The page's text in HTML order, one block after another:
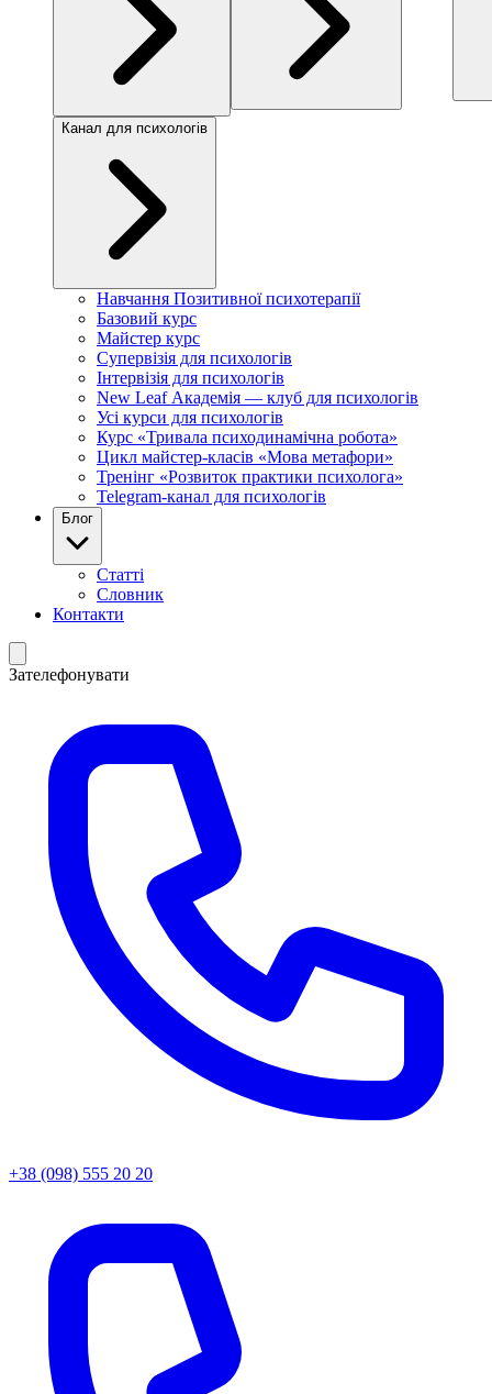
Канал для психологів
Навчання Позитивної психотерапії
Базовий курс
Майстер курс
Супервізія для психологів
Інтервізія для психологів
New Leaf Академія — клуб для психологів
Усі курси для психологів
Курс «Тривала психодинамічна робота»
Цикл майстер-класів «Мова метафори»
Тренінг «Розвиток практики психолога»
Telegram-канал для психологів
Блог
Статті
Словник
Контакти
Зателефонувати
+38 (098) 555 20 20